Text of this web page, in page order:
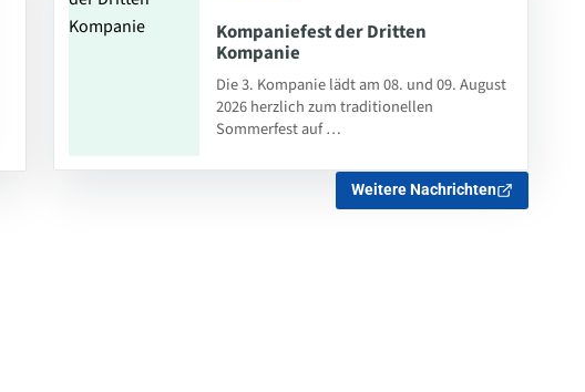
Kompaniefest der Dritten
Kompanie
Die 3. Kompanie lädt am 08. und 09. August
2026 herzlich zum traditionellen
Sommerfest auf …
Weitere Nachrichten